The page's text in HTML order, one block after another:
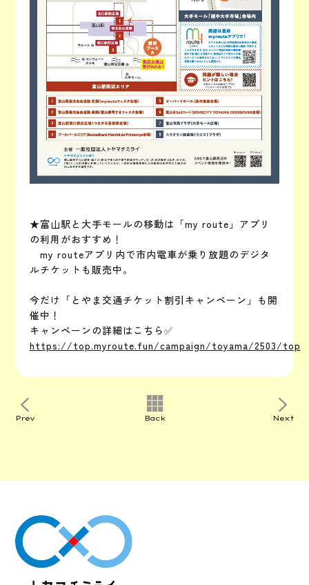
★富山駅と大手モールの移動は「my route」アプリ
の利用がおすすめ！
my routeアプリ内で市内電車が乗り放題のデジタ
ルチケットも販売中。
今だけ「とやま交通チケット割引キャンペーン」も開
催中！
キャンペーンの詳細はこちら✅
https://top.myroute.fun/campaign/toyama/2503/top
Prev Back Next